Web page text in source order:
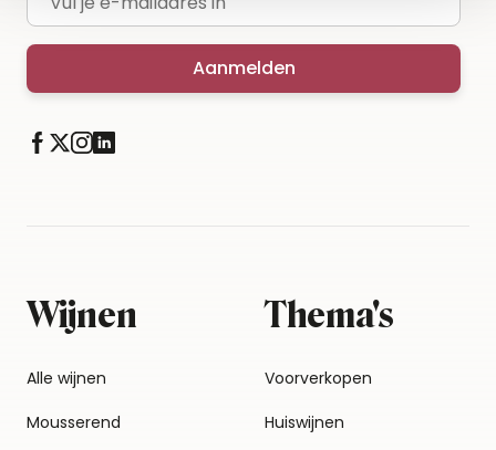
Aanmelden
Wijnen
Alle wijnen
Mousserend
Thema's
Voorverkopen
Huiswijnen